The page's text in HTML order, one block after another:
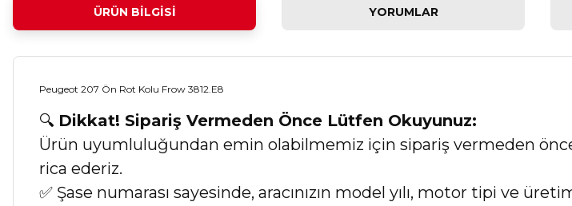
ÜRÜN BILGISI YORUMLAR
Peugeot 207 Ön Rot Kolu Frow 3812.E8
🔍 Dikkat! Sipariş Vermeden Önce Lütfen Okuyunuz:
Ürün uyumluluğundan emin olabilmemiz için sipariş vermeden önce
rica ederiz.
✅ Şase numarası sayesinde, aracınızın model yılı, motor tipi ve